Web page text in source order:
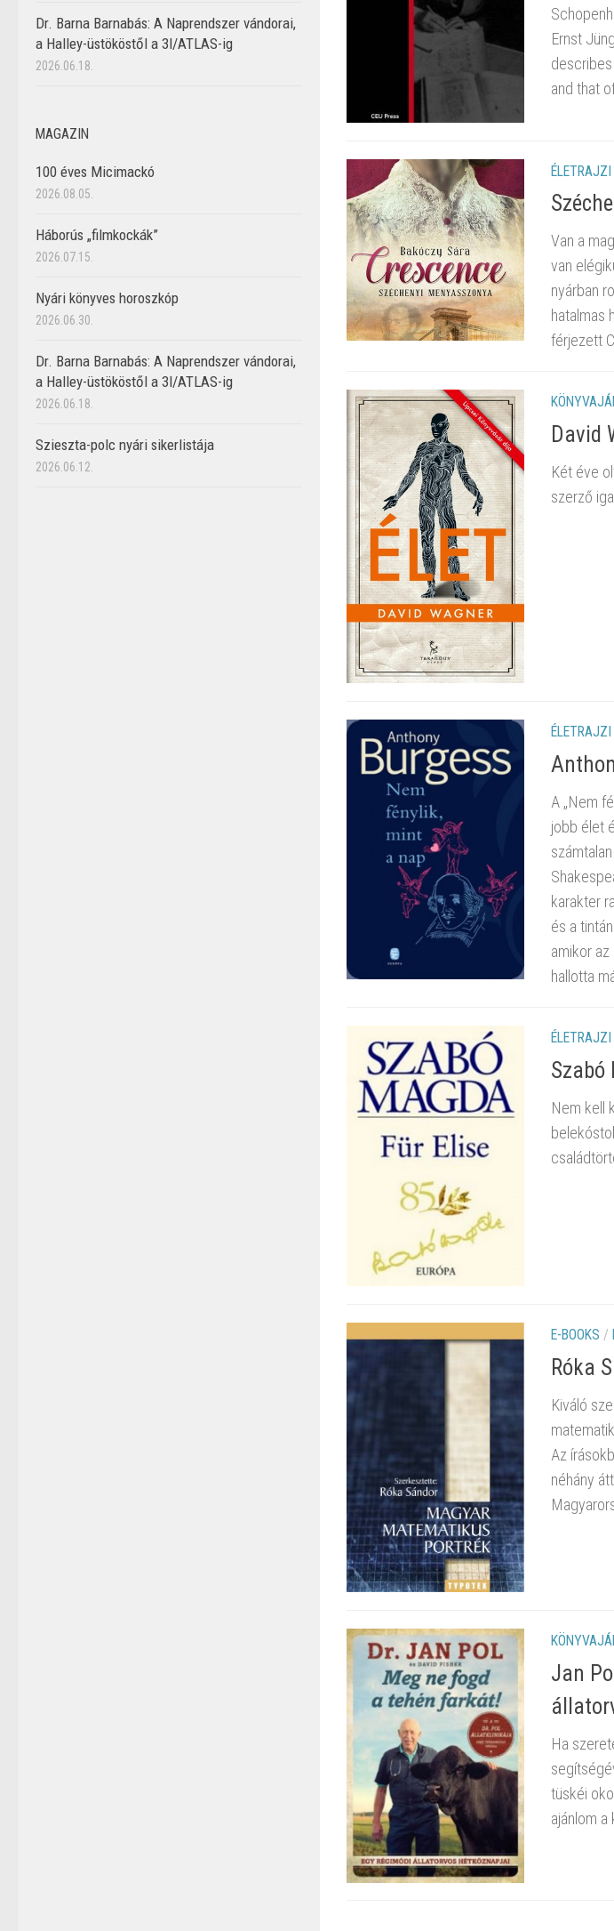
Ernst
and that
ÉLETRAJZI
Van a
van
nyárban
hatalmas
férjezett
David
Két éve
szerző
ÉLETRAJZI
A „Nem
jobb élet
karakter
és a
amikor
hallotta
ÉLETRAJZI
Szabó
Nem kell
E-BOOKS /
Róka
Kiváló
Az
néhány
Jan
Ha
tüskéi
ajánlom a
Dr. Barna Barnabás: A Naprendszer vándorai,
a Halley-üstököstől a 3I/ATLAS-ig
2026.06.18.
MAGAZIN
100 éves Micimackó
2026.08.05.
Háborús „filmkockák”
2026.07.15.
Nyári könyves horoszkóp
2026.06.30.
Dr. Barna Barnabás: A Naprendszer vándorai,
a Halley-üstököstől a 3I/ATLAS-ig
2026.06.18.
Szieszta-polc nyári sikerlistája
2026.06.12.